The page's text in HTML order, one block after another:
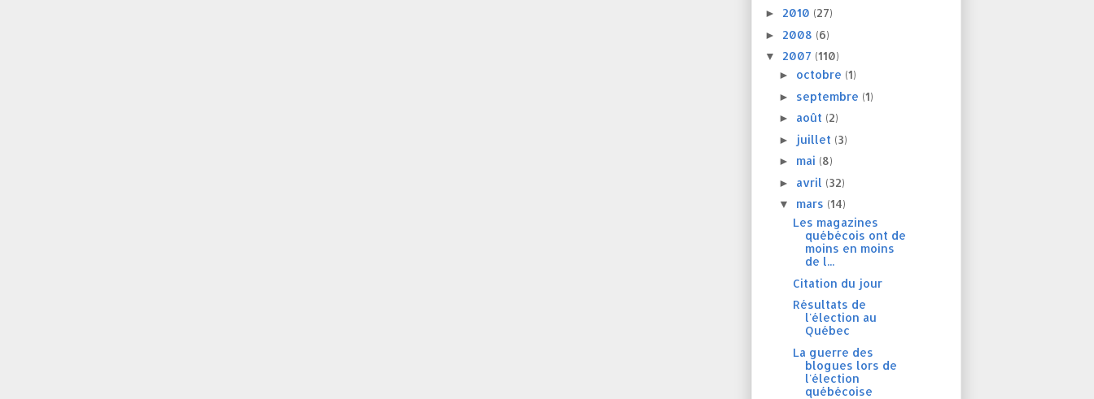
► 2010 (27)
► 2008 (6)
▼ 2007 (110)
► octobre (1)
► septembre (1)
► août (2)
► juillet (3)
► mai (8)
► avril (32)
▼ mars (14)
Les magazines
québécois ont de
moins en moins
de l...
Citation du jour
Résultats de
l'élection au
Québec
La guerre des
blogues lors de
l'élection
québécoise